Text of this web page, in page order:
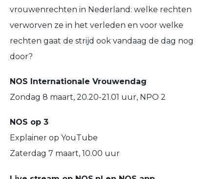
vrouwenrechten in Nederland: welke rechten
verworven ze in het verleden en voor welke
rechten gaat de strijd ook vandaag de dag nog
door?
NOS Internationale Vrouwendag
Zondag 8 maart, 20.20-21.01 uur, NPO 2
NOS op 3
Explainer op YouTube
Zaterdag 7 maart, 10.00 uur